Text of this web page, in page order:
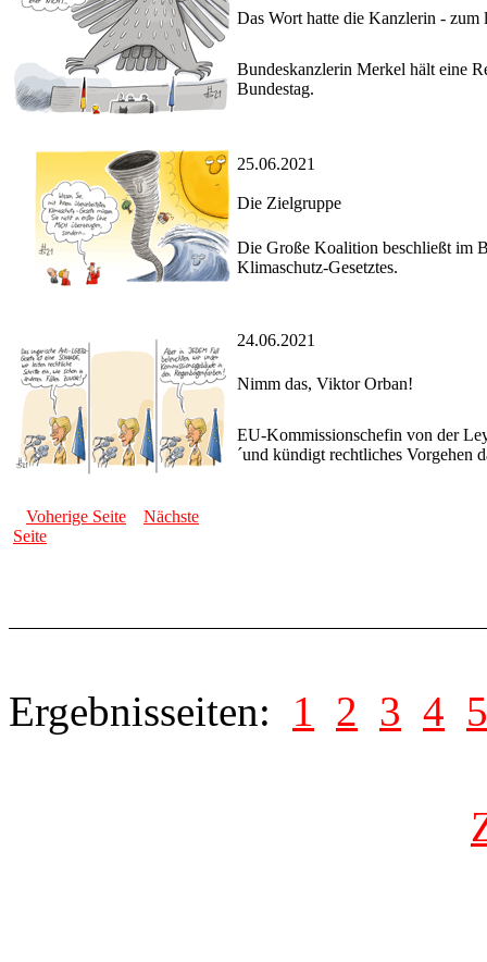
Das Wort hatte die Kanzlerin - zum
Bundeskanzlerin Merkel hält eine
Bundestag.
25.06.2021
Die Zielgruppe
Die Große Koalition beschließt im
Klimaschutz-Gesetztes.
24.06.2021
Nimm das, Viktor Orban!
EU-Kommissionschefin von der
´und kündigt rechtliches Vorgehen
Voherige Seite
Nächste
Seite
Ergebnisseiten: 1 2 3 4 5